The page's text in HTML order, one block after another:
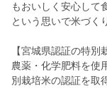
もおいしく安心して
という思いで米づく
【宮城県認証の特別
農薬・化学肥料を使
別栽培米の認証を取